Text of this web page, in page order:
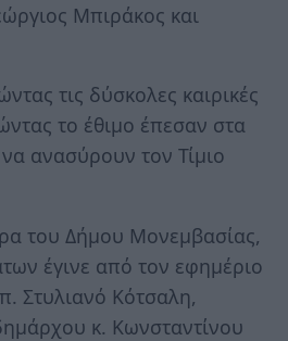
Μπιράκος και
τις δύσκολες καιρικές
το έθιμο έπεσαν στα
ανασύρουν τον Τίμιο
του Δήμου Μονεμβασίας,
έγινε από τον εφημέριο
Στυλιανό Κότσαλη,
κ. Κωνσταντίνου